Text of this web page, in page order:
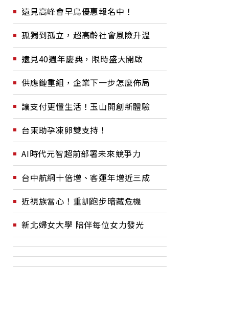
遠見高峰會早鳥優惠報名中！
孤獨到孤立，超高齡社會風險升溫
遠見40週年慶典，限時盛大開啟
供應鏈重組，企業下一步怎麼佈局
讓支付更懂生活！玉山開創新體驗
台東助孕凍卵雙支持！
AI時代元智超前部署未來競爭力
台中航網十倍增、客運年增近三成
近視族當心！重訓跑步暗藏危機
新北婦女大學 陪伴每位女力發光